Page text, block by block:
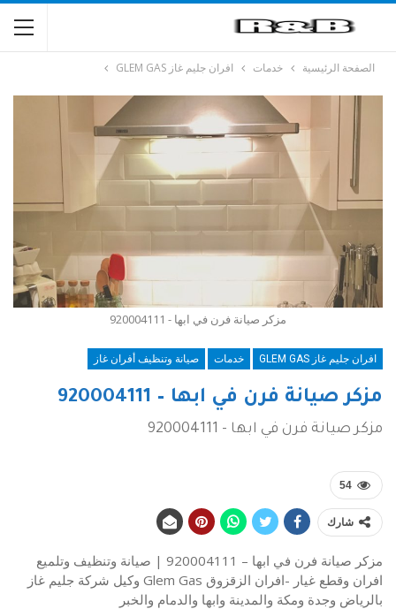
الصفحة الرئيسية خدمات افران جليم غاز GLEM GAS
مزكر صيانة فرن في ابها - 920004111
افران جليم غاز GLEM GAS خدمات صيانة وتنظيف أفران غاز
مزكر صيانة فرن في ابها – 920004111
مزكر صيانة فرن في ابها - 920004111
54
شارك
مزكر صيانة فرن في ابها – 920004111 | صيانة وتنظيف وتلميع
افران وقطع غيار -افران الزقزوق Glem Gas وكيل شركة جليم غاز
بالرياض وجدة ومكة والمدينة وابها والدمام والخبر